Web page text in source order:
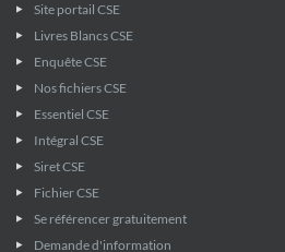
Site portail CSE
Livres Blancs CSE
Enquête CSE
Nos fichiers CSE
Essentiel CSE
Intégral CSE
Siret CSE
Fichier CSE
Se référencer gratuitement
Demande d'information